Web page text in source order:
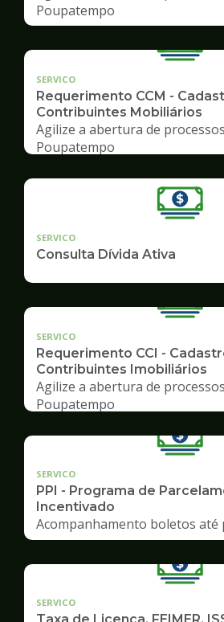
Poupatempo
SERVICO
Requerimento CCM -
Contribuintes Mobiliários
Agilize a abertura de
Poupatempo
SERVICO
Consulta Dívida Ativa
SERVICO
Requerimento CCI -
Contribuintes Imobiliários
Agilize a abertura de
Poupatempo
SERVICO
PPI - Programa de
Incentivado
Acompanhamento boletos até
SERVICO